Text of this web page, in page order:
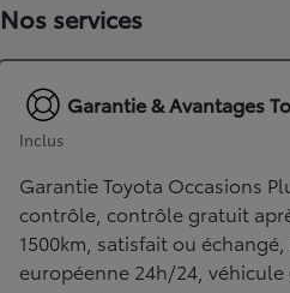
Nos services
Garantie & Avantages
Inclus
Garantie Toyota Occasions
contrôle, contrôle gratuit
1500km, satisfait ou
européenne 24h/24,